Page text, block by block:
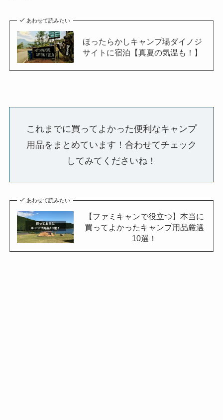
あわせて読みたい
ほったらかしキャンプ場ダイノジ
サイトに宿泊【真夏の気温も！】
これまでに買ってよかった便利なキャンプ
用品をまとめています！合わせてチェック
してみてくださいね！
あわせて読みたい
【ファミキャンで役立つ】本当に
買ってよかったキャンプ用品厳選
10選！